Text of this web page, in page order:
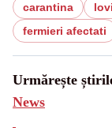
carantina
fermieri afectati
Urmărește
News